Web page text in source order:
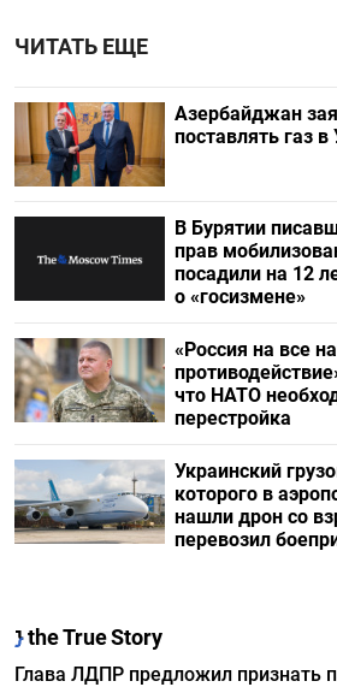
ЧИТАТЬ ЕЩЕ
Азербайджан
поставлять газ в
В Бурятии
прав
посадили на 12
о «госизмене»
«Россия на все
что НАТО
перестройка
Украинский
которого в
нашли дрон со
перевозил